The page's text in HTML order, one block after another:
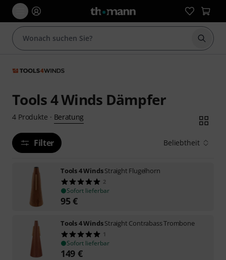
Suche
Tools 4 Winds Dämpfer
4 Produkte · Beratung
Filter Beliebtheit
Tools 4 WindsStraight Flugelhorn
2
Sofort lieferbar
95€
Tools 4 WindsStraight Contrabass Trombone
1
Sofort lieferbar
149 €